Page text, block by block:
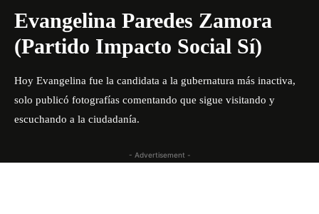
Evangelina Paredes Zamora
(Partido Impacto Social Sí)
Hoy Evangelina fue la candidata a la gubernatura más inactiva,
solo publicó fotografías comentando que sigue visitando y
escuchando a la ciudadanía.
- Advertisement -